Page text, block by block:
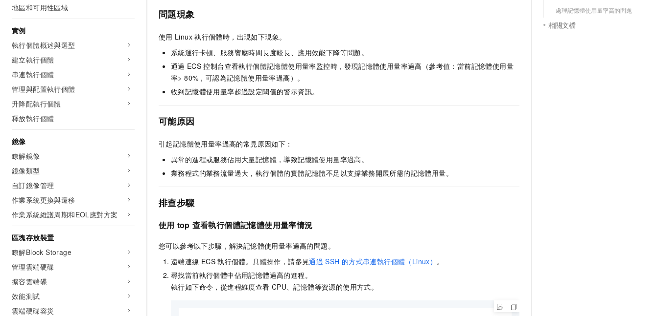
地區和可用性區域
實例
執行個體概述與選型
建立執行個體
串連執行個體
管理與配置執行個體
升降配執行個體
釋放執行個體
鏡像
瞭解鏡像
鏡像類型
自訂鏡像管理
作業系統更換與遷移
作業系統維護周期和EOL應對方案
區塊存放裝置
瞭解Block Storage
管理雲端硬碟
擴容雲端碟
效能測試
雲端硬碟容災
問題現象
使用 Linux 執行個體時，出現如下現象。
系統運行卡頓、服務響應時間長度較長、應用效能下降等問題。
通過 ECS 控制台查看執行個體記憶體使用量率監控時，發現記憶體使用量率過高（參考值：當前記憶體使用量
率> 80%，可認為記憶體使用量率過高）。
收到記憶體使用量率超過設定閾值的警示資訊。
可能原因
引起記憶體使用量率過高的常見原因如下：
異常的進程或服務佔用大量記憶體，導致記憶體使用量率過高。
業務程式的業務流量過大，執行個體的實體記憶體不足以支撐業務開展所需的記憶體用量。
排查步驟
使用 top 查看執行個體記憶體使用量率情況
您可以參考以下步驟，解決記憶體使用量率過高的問題。
遠端連線 ECS 執行個體。具體操作，請參見通過 SSH 的方式串連執行個體（Linux） 。
尋找當前執行個體中佔用記憶體過高的進程。
執行如下命令，從進程維度查看 CPU、記憶體等資源的使用方式。
處理記憶體使用量率高的問題
相關文檔